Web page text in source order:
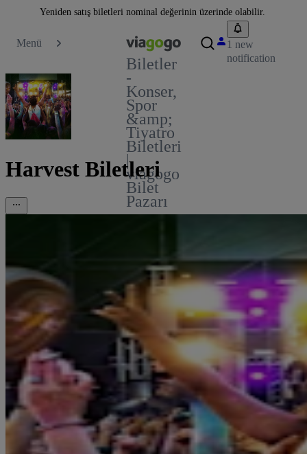
Yeniden satış biletleri nominal değerinin üzerinde olabilir.
Menü
Biletler
-
Konser,
Spor
&amp;
Tiyatro
Biletleri
|
viagogo
Bilet
Pazarı
1 new
notification
Harvest Biletleri